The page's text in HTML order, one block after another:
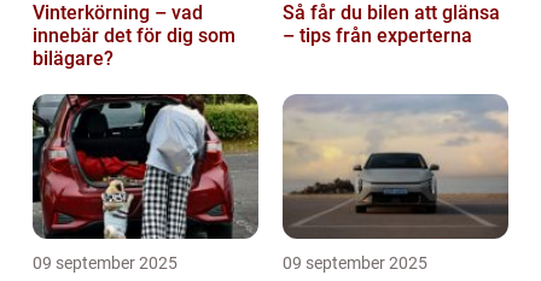
Vinterkörning – vad
innebär det för dig som
bilägare?
Så får du bilen att glänsa
– tips från experterna
09 september 2025 09 september 2025